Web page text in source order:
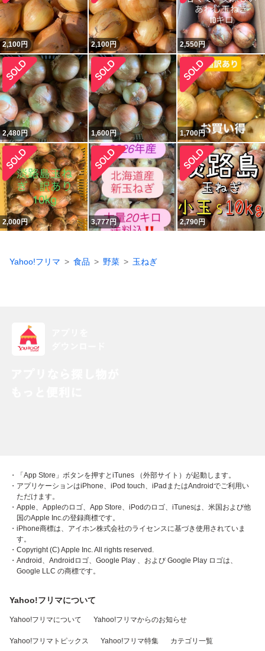
2,100円 2,100円 2,550円
2,480円 1,600円 1,700円
2,000円 3,777円 2,790円
Yahoo!フリマ 食品 野菜 玉ねぎ
・「App Store」ボタンを押すとiTunes （外部サイト）が起動します。
・アプリケーションはiPhone、iPod touch、iPadまたはAndroidでご利用い
ただけます。
・Apple、Appleのロゴ、App Store、iPodのロゴ、iTunesは、米国および他
国のApple Inc.の登録商標です。
・iPhone商標は、アイホン株式会社のライセンスに基づき使用されていま
す。
・Copyright (C) Apple Inc. All rights reserved.
・Android、Androidロゴ、Google Play 、および Google Play ロゴは、
Google LLC の商標です。
Yahoo!フリマについて
Yahoo!フリマについて Yahoo!フリマからのお知らせ
Yahoo!フリマトピックス Yahoo!フリマ特集 カテゴリ一覧